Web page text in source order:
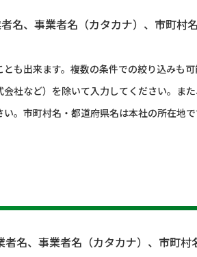
名、事業者名（カタカナ）、市町村
も出来ます。複数の条件での絞り込みも可
社など）を除いて入力してください。ま
。市町村名・都道府県名は本社の所在地で
者名、事業者名（カタカナ）、市町村